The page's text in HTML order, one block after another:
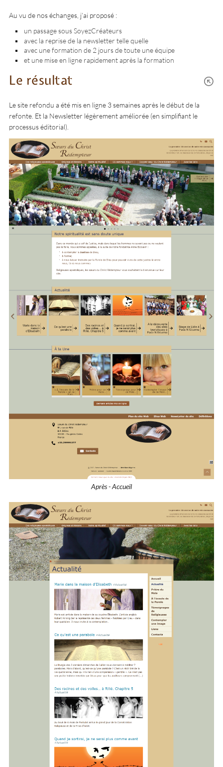
Au vu de nos échanges, j’ai proposé :
un passage sous SoyezCréateurs
avec la reprise de la newsletter telle quelle
avec une formation de 2 jours de toute une équipe
et une mise en ligne rapidement après la formation
Le résultat
Le site refondu a été mis en ligne 3 semaines après le début de la
refonte. Et la Newsletter légèrement améliorée (en simplifiant le
processus éditorial).
Après - Accueil